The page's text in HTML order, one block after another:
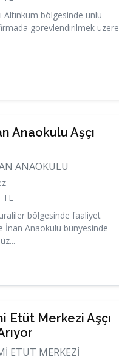
Altınkum bölgesinde unlu
görevlendirilmek üzere
Anaokulu Aşçı
ANAOKULU
bölgesinde faaliyet
İnan Anaokulu bünyesinde
Etüt Merkezi Aşçı
ETÜT MERKEZİ